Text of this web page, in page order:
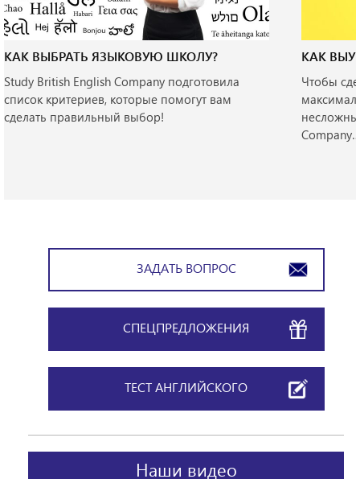
КАК ВЫБРАТЬ ЯЗЫКОВУЮ ШКОЛУ?
Study British English Company подготовила
список критериев, которые помогут вам
сделать правильный выбор!
КАК
Чтобы
Company…
ЗАДАТЬ ВОПРОС
СПЕЦПРЕДЛОЖЕНИЯ
ТЕСТ АНГЛИЙСКОГО
Наши видео